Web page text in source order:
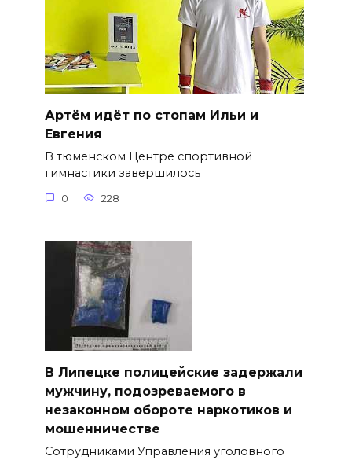
Артём идёт по стопам Ильи и
Евгения
В тюменском Центре спортивной
гимнастики завершилось
0 228
В Липецке полицейские задержали
мужчину, подозреваемого в
незаконном обороте наркотиков и
мошенничестве
Сотрудниками Управления уголовного